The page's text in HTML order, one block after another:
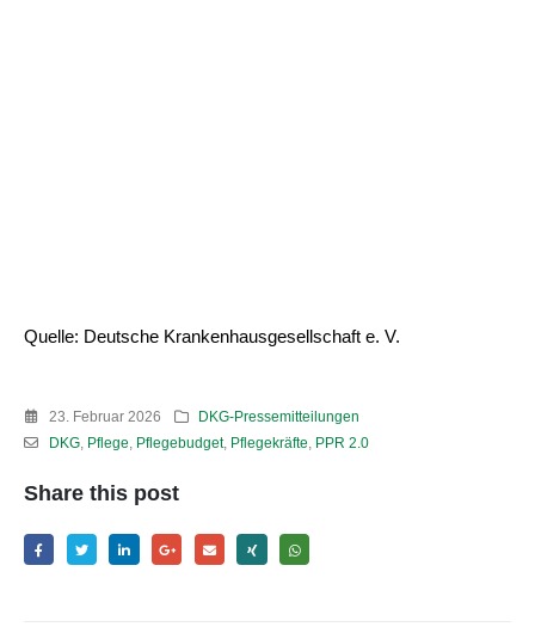
Quelle: Deutsche Krankenhausgesellschaft e. V.
23. Februar 2026
DKG-Pressemitteilungen
DKG, Pflege Pflegebudget, Pflegekräfte PPR 2.0
Share this post